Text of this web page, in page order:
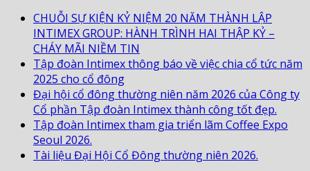
CHUỖI SỰ KIỆN KỶ NIỆM 20 NĂM THÀNH LẬP
INTIMEX GROUP: HÀNH TRÌNH HAI THẬP KỶ –
CHÁY MÃI NIỀM TIN
Tập đoàn Intimex thông báo về việc chia cổ tức năm
2025 cho cổ đông
Đại hội cổ đông thường niên năm 2026 của Công ty
Cổ phần Tập đoàn Intimex thành công tốt đẹp.
Tập đoàn Intimex tham gia triển lãm Coffee Expo
Seoul 2026.
Tài liệu Đại Hội Cổ Đông thường niên 2026.